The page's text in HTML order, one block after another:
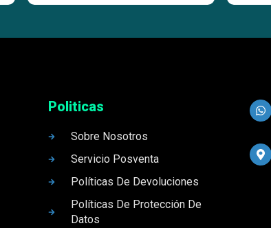
Politicas
Sobre Nosotros
Servicio Posventa
Políticas De Devoluciones
Políticas De Protección De
Datos